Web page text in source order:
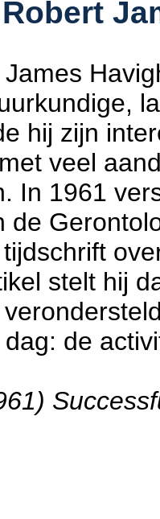
Robert
hij zijn
veel
In 1961
de
stelt hij
de